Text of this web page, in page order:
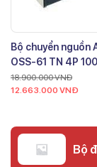
Bộ chuyển nguồn
OSS-61 TN 4P
18.900.000VNĐ
12.663.000 VNĐ
Bộ